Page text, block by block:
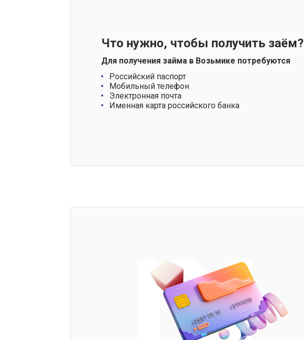
Что нужно, чтобы получить заём?
Для получения займа в Возьмике потребуются
Российский паспорт
Мобильный телефон
Электронная почта
Именная карта российского банка